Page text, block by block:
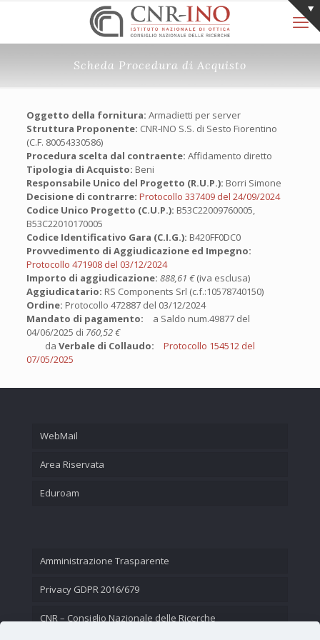
Scheda Procedura di Acquisto
Oggetto della fornitura: Armadietti per server
Struttura Proponente: CNR-INO S.S. di Sesto Fiorentino
(C.F. 80054330586)
Procedura scelta dal contraente: Affidamento diretto
Tipologia di Acquisto: Beni
Responsabile Unico del Progetto (R.U.P.): Borri Simone
Decisione di contrarre: Protocollo 337409 del 24/09/2024
Codice Unico Progetto (C.U.P.): B53C22009760005,
B53C22010170005
Codice Identificativo Gara (C.I.G.): B420FF0DC0
Provvedimento di Aggiudicazione ed Impegno:
Protocollo 471908 del 03/12/2024
Importo di aggiudicazione: 888,61 €(iva esclusa)
Aggiudicatario: RS Components Srl (c.f.:10578740150)
Ordine: Protocollo 472887 del 03/12/2024
Mandato di pagamento: a Saldo num.49877 del
04/06/2025 di 760,52 €
da Verbale di Collaudo:
Protocollo 154512 del
07/05/2025
WebMail
Area Riservata
Eduroam
Amministrazione Trasparente
Privacy GDPR 2016/679
CNR – Consiglio Nazionale delle Ricerche